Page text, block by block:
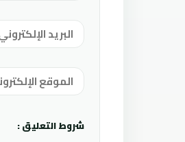
شروط التعليق :